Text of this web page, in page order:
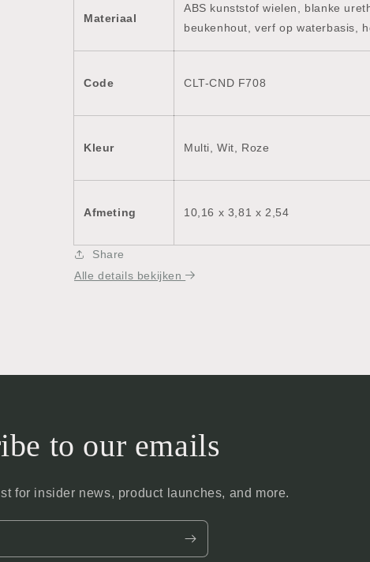
Materiaal
ABS kunststof wielen, blanke
beukenhout, verf op waterbasis,
Code CLT-CND F708
Kleur Multi, Wit, Roze
Afmeting 10,16 x 3,81 x 2,54
Share
Alle details bekijken
to our emails
for insider news, product launches, and more.